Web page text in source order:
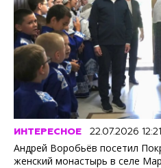
ИНТЕРЕСНОЕ 22.07.2026 12:21
Андрей Воробьёв посетил
женский монастырь в селе